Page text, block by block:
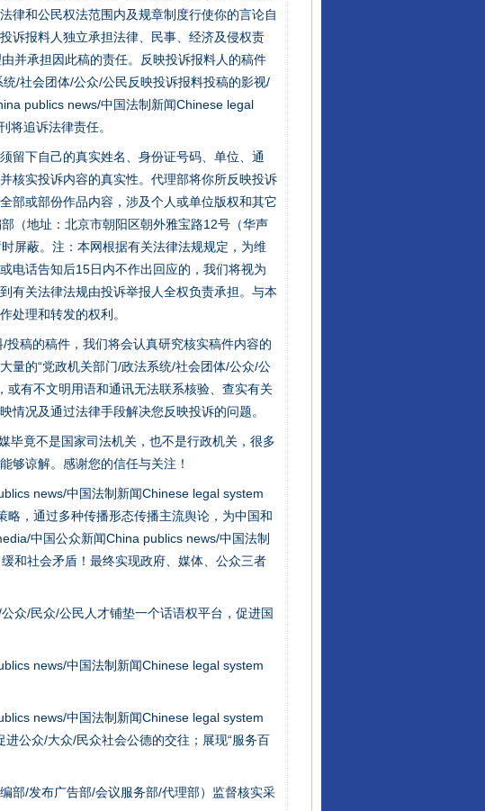
律和公民权法范围内及规章制度行使你的言论自
诉报料人独立承担法律、民事、经济及侵权责
并承担因此稿的责任。反映投诉报料人的稿件
/社会团体/公众/公民反映投诉报料投稿的影视/
publics news/中国法制新闻Chinese legal
将追诉法律责任。
留下自己的真实姓名、身份证号码、单位、通
核实投诉内容的真实性。代理部将你所反映投诉
部或部份作品内容，涉及个人或单位版权和其它
（地址：北京市朝阳区朝外雅宝路12号（华声
屏蔽。注：本网根据有关法律法规规定，为维
电话告知后15日内不作出回应的，我们将视为
有关法律法规由投诉举报人全权负责承担。与本
处理和转发的权利。
稿的稿件，我们将会认真研究核实稿件内容的
量的“党政机关部门/政法系统/社会团体/公众/公
或有不文明用语和通讯无法联系核验、查实有关
况及通过法律手段解决您反映投诉的问题。
毕竟不是国家司法机关，也不是行政机关，很多
够谅解。感谢您的信任与关注！
news/中国法制新闻Chinese legal system
，通过多种传播形态传播主流舆论，为中国和
中国公众新闻China publics news/中国法制
和社会矛盾！最终实现政府、媒体、公众三者
众/民众/公民人才铺垫一个话语权平台，促进国
news/中国法制新闻Chinese legal system
news/中国法制新闻Chinese legal system
公众/大众/民众社会公德的交往；展现“服务百
部/发布广告部/会议服务部/代理部）监督核实采
法官巧妙执行解纠纷
新中国诞生的见证
千亩耕地变“别墅”
别拿“量子”当幌子